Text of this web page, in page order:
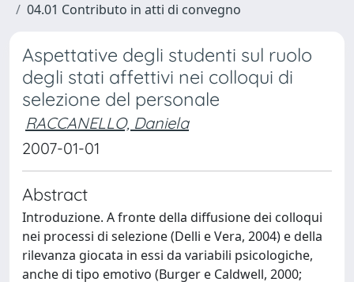
04.01 Contributo in atti di convegno
Aspettative degli studenti sul ruolo
degli stati affettivi nei colloqui di
selezione del personale
RACCANELLO, Daniela
2007-01-01
Abstract
Introduzione. A fronte della diffusione dei colloqui
nei processi di selezione (Delli e Vera, 2004) e della
rilevanza giocata in essi da variabili psicologiche,
anche di tipo emotivo (Burger e Caldwell, 2000;